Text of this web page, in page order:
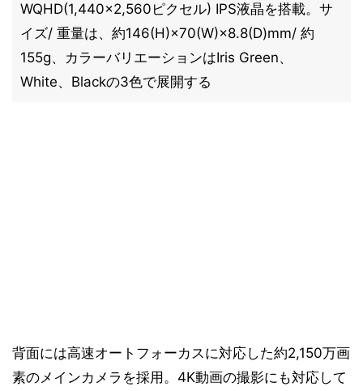
WQHD(1,440×2,560ピクセル) IPS液晶を搭載。サ
イズ/ 重量は、約146(H)×70(W)×8.8(D)mm/ 約
155g、カラーバリエーションはIris Green、
White、Blackの3色で展開する
背面には高速オートフォーカスに対応した約2,150万画
素のメインカメラを採用。4K動画の撮影にも対応して